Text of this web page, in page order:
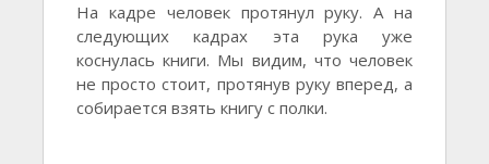
На кадре человек протянул руку. А на
следующих кадрах эта рука уже
коснулась книги. Мы видим, что человек
не просто стоит, протянув руку вперед, а
собирается взять книгу с полки.